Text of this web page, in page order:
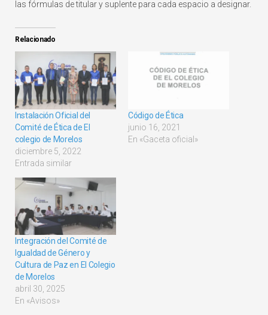
las fórmulas de titular y suplente para cada espacio a designar.
Relacionado
Instalación Oficial del
Comité de Ética de El
colegio de Morelos
diciembre 5, 2022
Entrada similar
Código de Ética
junio 16, 2021
En «Gaceta oficial»
Integración del Comité de
Igualdad de Género y
Cultura de Paz en El Colegio
de Morelos
abril 30, 2025
En «Avisos»